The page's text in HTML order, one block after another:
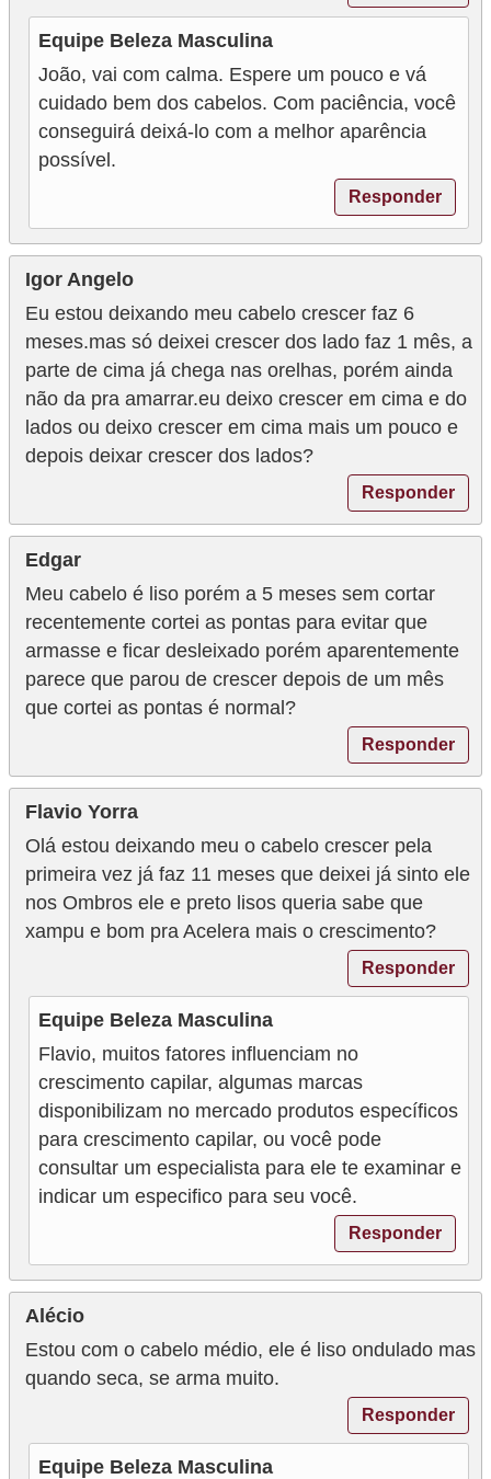
Equipe Beleza Masculina
João, vai com calma. Espere um pouco e vá
cuidado bem dos cabelos. Com paciência, você
conseguirá deixá-lo com a melhor aparência
possível.
Responder
Igor Angelo
Eu estou deixando meu cabelo crescer faz 6
meses.mas só deixei crescer dos lado faz 1 mês, a
parte de cima já chega nas orelhas, porém ainda
não da pra amarrar.eu deixo crescer em cima e do
lados ou deixo crescer em cima mais um pouco e
depois deixar crescer dos lados?
Responder
Edgar
Meu cabelo é liso porém a 5 meses sem cortar
recentemente cortei as pontas para evitar que
armasse e ficar desleixado porém aparentemente
parece que parou de crescer depois de um mês
que cortei as pontas é normal?
Responder
Flavio Yorra
Olá estou deixando meu o cabelo crescer pela
primeira vez já faz 11 meses que deixei já sinto ele
nos Ombros ele e preto lisos queria sabe que
xampu e bom pra Acelera mais o crescimento?
Responder
Equipe Beleza Masculina
Flavio, muitos fatores influenciam no
crescimento capilar, algumas marcas
disponibilizam no mercado produtos específicos
para crescimento capilar, ou você pode
consultar um especialista para ele te examinar e
indicar um especifico para seu você.
Responder
Alécio
Estou com o cabelo médio, ele é liso ondulado mas
quando seca, se arma muito.
Responder
Equipe Beleza Masculina